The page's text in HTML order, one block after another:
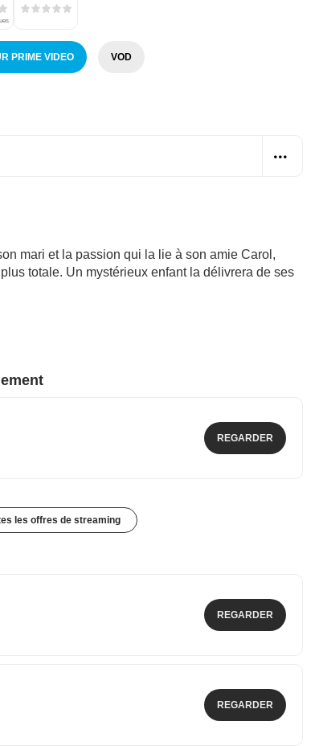
PRIME VIDEO VOD
mari et la passion qui la lie à son amie Carol,
totale. Un mystérieux enfant la délivrera de ses
REGARDER
les offres de streaming
REGARDER
REGARDER